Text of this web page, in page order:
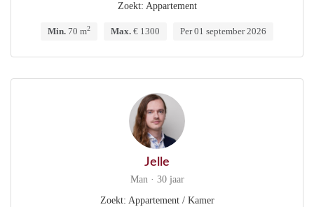
Zoekt: Appartement
Min. 70 m2 Max. € 1300 Per 01 september 2026
Jelle
Man · 30 jaar
Zoekt: Appartement / Kamer